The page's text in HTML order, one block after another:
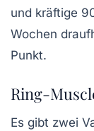
und kräftige
Wochen
Punkt.
Ring-
Es gibt zwei